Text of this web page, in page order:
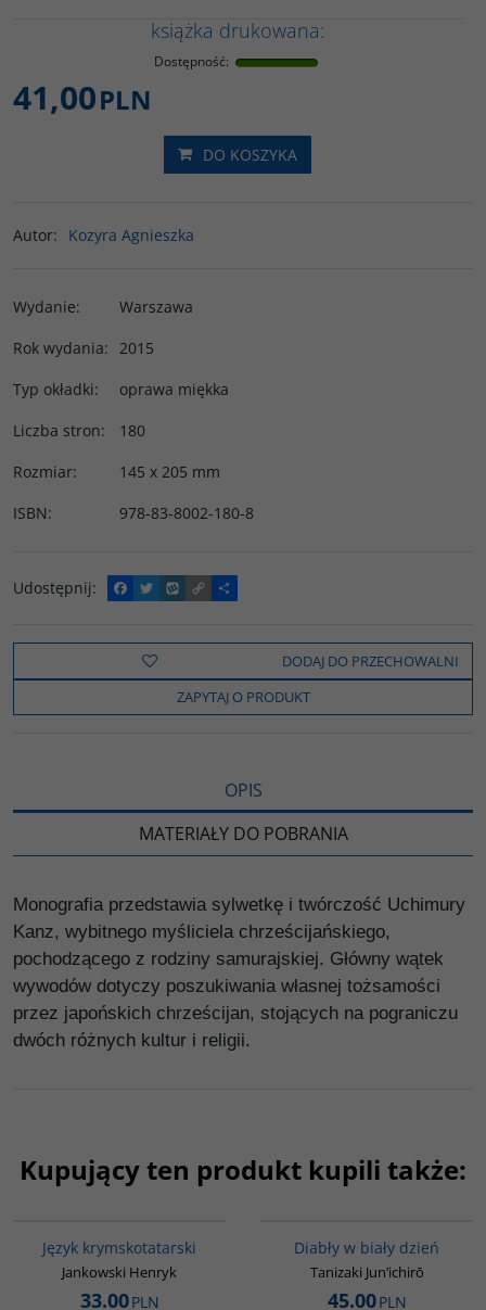
książka drukowana:
Dostępność:
41,00PLN
DO KOSZYKA
Autor: Kozyra Agnieszka
Wydanie:
Warszawa
Rok wydania: 2015
Typ okładki:
oprawa miękka
Liczba stron:
180
Rozmiar:
145 x 205 mm
ISBN: 978-83-8002-180-8
Udostępnij:
F
a
e
o
k
T
w
t
t
e
W
y
o
C
o
y
i
n
k
P
o
z
e
l
s
DODAJ DO PRZECHOWALNI
ZAPYTAJ O PRODUKT
OPIS
MATERIAŁY DO POBRANIA
Monografia przedstawia sylwetkę i twórczość Uchimury
Kanz, wybitnego myśliciela chrześcijańskiego,
pochodzącego z rodziny samurajskiej. Główny wątek
wywodów dotyczy poszukiwania własnej tożsamości
przez japońskich chrześcijan, stojących na pograniczu
dwóch różnych kultur i religii.
Kupujący ten produkt kupili także:
Język krymskotatarski
Jankowski Henryk
33.00PLN
Diabły w biały dzień
Tanizaki Jun’ichirō
45.00PLN